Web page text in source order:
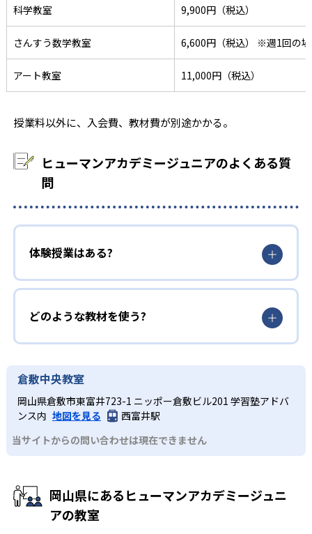
科学教室 9,900円（税込）
さんすう数学教室 6,600円（税込） ※週1回の
アート教室 11,000円（税込）
授業料以外に、入会費、教材費が別途かかる。
ヒューマンアカデミージュニアのよくある質
問
体験授業はある?
どのような教材を使う?
倉敷中央教室
岡山県倉敷市東富井723-1 ニッポー倉敷ビル201 学習塾アドバ
ンス内 地図を見る
西富井駅
当サイトからの問い合わせは現在できません
岡山県にあるヒューマンアカデミージュニ
アの教室